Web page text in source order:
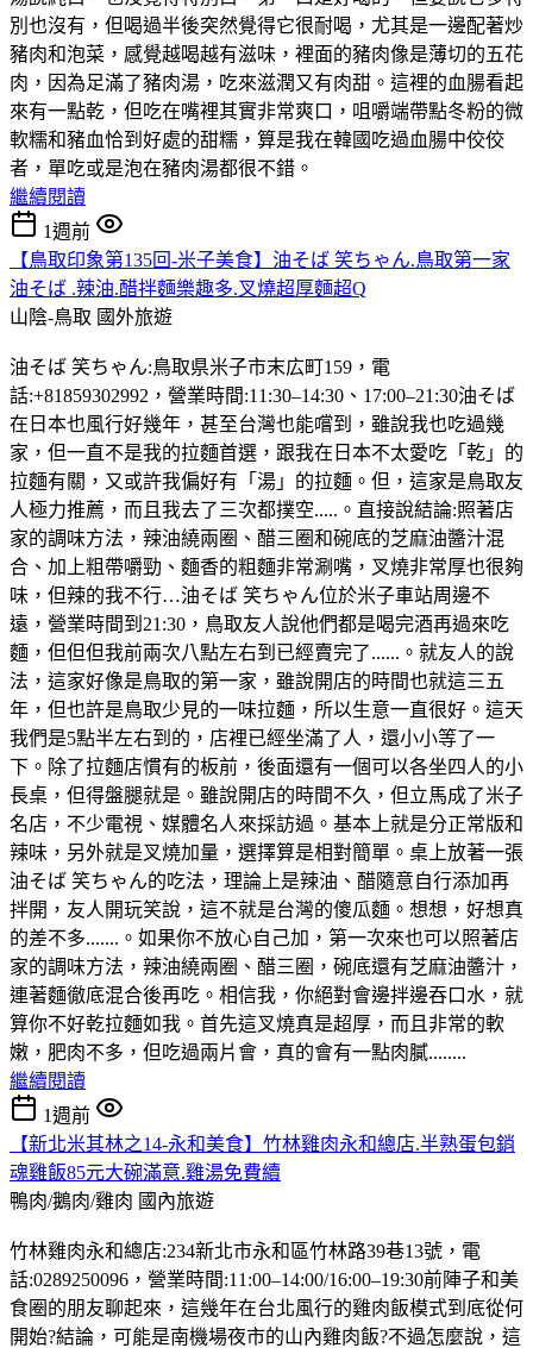
別也沒有，但喝過半後突然覺得它很耐喝，尤其是一邊配著炒
豬肉和泡菜，感覺越喝越有滋味，裡面的豬肉像是薄切的五花
肉，因為足滿了豬肉湯，吃來滋潤又有肉甜。這裡的血腸看起
來有一點乾，但吃在嘴裡其實非常爽口，咀嚼端帶點冬粉的微
軟糯和豬血恰到好處的甜糯，算是我在韓國吃過血腸中佼佼
者，單吃或是泡在豬肉湯都很不錯。
繼續閱讀
1週前
【鳥取印象第135回-米子美食】油そば 笑ちゃん.鳥取第一家
油そば .辣油.醋拌麵樂趣多.叉燒超厚麵超Q
山陰-鳥取 國外旅遊
油そば 笑ちゃん:鳥取県米子市末広町159，電
話:+81859302992，營業時間:11:30–14:30、17:00–21:30油そば
在日本也風行好幾年，甚至台灣也能嚐到，雖說我也吃過幾
家，但一直不是我的拉麵首選，跟我在日本不太愛吃「乾」的
拉麵有關，又或許我偏好有「湯」的拉麵。但，這家是鳥取友
人極力推薦，而且我去了三次都撲空.....。直接說結論:照著店
家的調味方法，辣油繞兩圈、醋三圈和碗底的芝麻油醬汁混
合、加上粗帶嚼勁、麵香的粗麵非常涮嘴，叉燒非常厚也很夠
味，但辣的我不行…油そば 笑ちゃん位於米子車站周邊不
遠，營業時間到21:30，鳥取友人說他們都是喝完酒再過來吃
麵，但但但我前兩次八點左右到已經賣完了......。就友人的說
法，這家好像是鳥取的第一家，雖說開店的時間也就這三五
年，但也許是鳥取少見的一味拉麵，所以生意一直很好。這天
我們是5點半左右到的，店裡已經坐滿了人，還小小等了一
下。除了拉麵店慣有的板前，後面還有一個可以各坐四人的小
長桌，但得盤腿就是。雖說開店的時間不久，但立馬成了米子
名店，不少電視、媒體名人來採訪過。基本上就是分正常版和
辣味，另外就是叉燒加量，選擇算是相對簡單。桌上放著一張
油そば 笑ちゃん的吃法，理論上是辣油、醋隨意自行添加再
拌開，友人開玩笑說，這不就是台灣的傻瓜麵。想想，好想真
的差不多.......。如果你不放心自己加，第一次來也可以照著店
家的調味方法，辣油繞兩圈、醋三圈，碗底還有芝麻油醬汁，
連著麵徹底混合後再吃。相信我，你絕對會邊拌邊吞口水，就
算你不好乾拉麵如我。首先這叉燒真是超厚，而且非常的軟
嫩，肥肉不多，但吃過兩片會，真的會有一點肉膩........
繼續閱讀
1週前
【新北米其林之14-永和美食】竹林雞肉永和總店.半熟蛋包銷
魂雞飯85元大碗滿意.雞湯免費續
鴨肉/鵝肉/雞肉 國內旅遊
竹林雞肉永和總店:234新北市永和區竹林路39巷13號，電
話:0289250096，營業時間:11:00–14:00/16:00–19:30前陣子和美
食圈的朋友聊起來，這幾年在台北風行的雞肉飯模式到底從何
開始?結論，可能是南機場夜市的山內雞肉飯?不過怎麼說，這